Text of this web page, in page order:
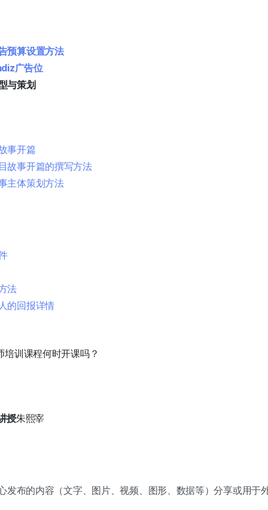
预算设置方法
广告位
与策划
事开篇
故事开篇的撰写方法
主体策划方法
法
的回报详情
训课程何时开课吗？
授朱熙宰
发布的内容（文字、图片、视频、图形、数据等）分享或用于